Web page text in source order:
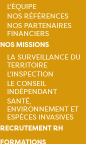
Navigation
principale
L'ÉQUIPE
NOS RÉFÉRENCES
NOS PARTENAIRES
FINANCIERS
NOS MISSIONS
Navigation
principale
LA SURVEILLANCE DU
TERRITOIRE
L'INSPECTION
LE CONSEIL
INDÉPENDANT
SANTÉ,
ENVIRONNEMENT ET
ESPÈCES INVASIVES
RECRUTEMENT RH